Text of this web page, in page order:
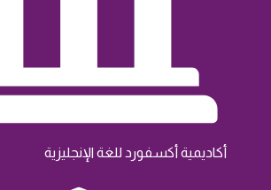
أكاديمية أكسفورد للغة اﻹنجليزية